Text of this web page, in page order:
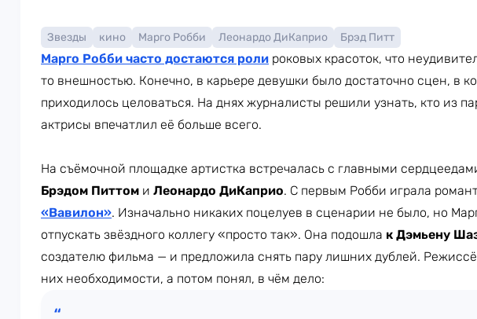
Звезды кино Марго Робби Леонардо ДиКаприо Брэд Питт
Марго Робби часто достаются роли роковых красоток, что
то внешностью. Конечно, в карьере девушки было достаточно сцен, в
приходилось целоваться. На днях журналисты решили узнать, кто из
актрисы впечатлил её больше всего.
На съёмочной площадке артистка встречалась с главными
Брэдом Питтом и Леонардо ДиКаприо. С первым Робби играла
«Вавилон». Изначально никаких поцелуев в сценарии не было, но
отпускать звёздного коллегу «просто так». Она подошла к Дэмьену
создателю фильма — и предложила снять пару лишних дублей.
них необходимости, а потом понял, в чём дело: